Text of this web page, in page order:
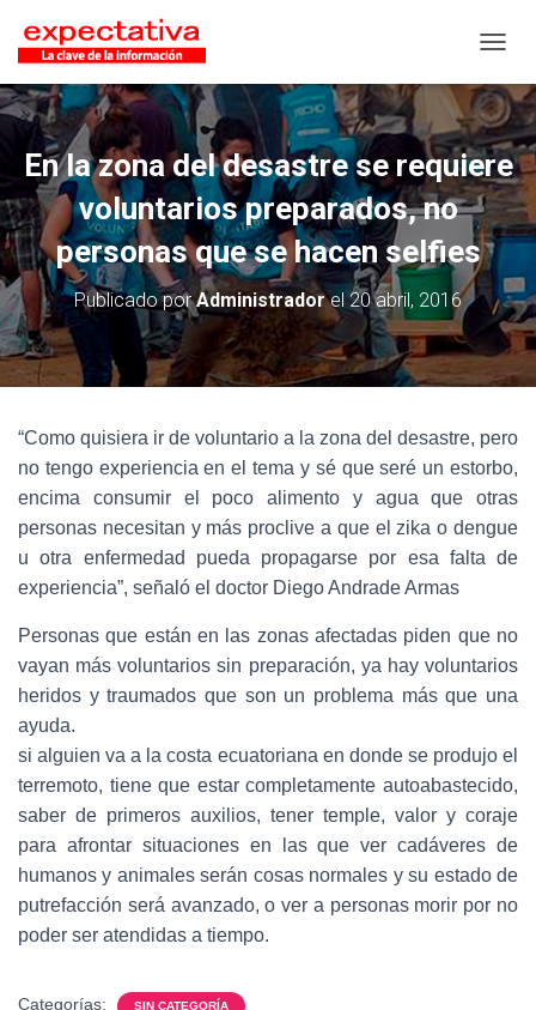
En la zona del desastre se requiere
voluntarios preparados, no
personas que se hacen selfies
Publicado porAdministradorel20 abril, 2016
“Como quisiera ir de voluntario a la zona del desastre, pero
no tengo experiencia en el tema y sé que seré un estorbo,
encima consumir el poco alimento y agua que otras
personas necesitan y más proclive a que el zika o dengue
u otra enfermedad pueda propagarse por esa falta de
experiencia”, señaló el doctor Diego Andrade Armas
Personas que están en las zonas afectadas piden que no
vayan más voluntarios sin preparación, ya hay voluntarios
heridos y traumados que son un problema más que una
ayuda.
si alguien va a la costa ecuatoriana en donde se produjo el
terremoto, tiene que estar completamente autoabastecido,
saber de primeros auxilios, tener temple, valor y coraje
para afrontar situaciones en las que ver cadáveres de
humanos y animales serán cosas normales y su estado de
putrefacción será avanzado, o ver a personas morir por no
poder ser atendidas a tiempo.
Categorías: SIN CATEGORÍA